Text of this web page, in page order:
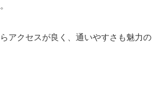
アクセスが良く、通いやすさも魅力の